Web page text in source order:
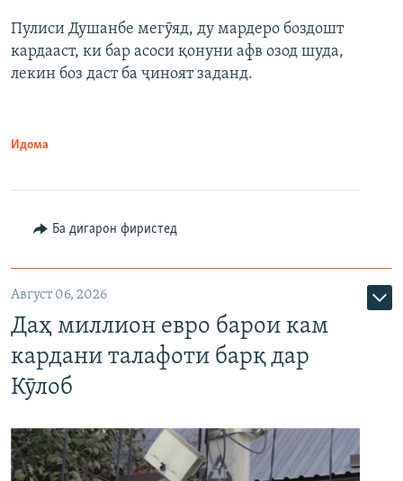
Пулиси Душанбе мегӯяд, ду мардеро боздошт
кардааст, ки бар асоси қонуни афв озод шуда,
лекин боз даст ба ҷиноят заданд.
Идома
Ба дигарон фиристед
Август 06, 2026
Даҳ миллион евро барои кам
кардани талафоти барқ дар
Кӯлоб